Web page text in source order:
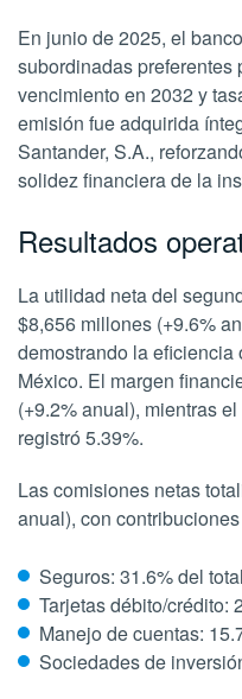
En junio de 2025, el
subordinadas
vencimiento en 2032 y
emisión fue adquirida
Santander, S.A.,
solidez financiera de la
Resultados
La utilidad neta del
$8,656 millones (+9.6%
demostrando la
México. El margen
(+9.2% anual), mientras
registró 5.39%.
Las comisiones netas
anual), con
Seguros: 31.6% del total
Tarjetas débito/crédito:
Manejo de cuentas:
Sociedades de